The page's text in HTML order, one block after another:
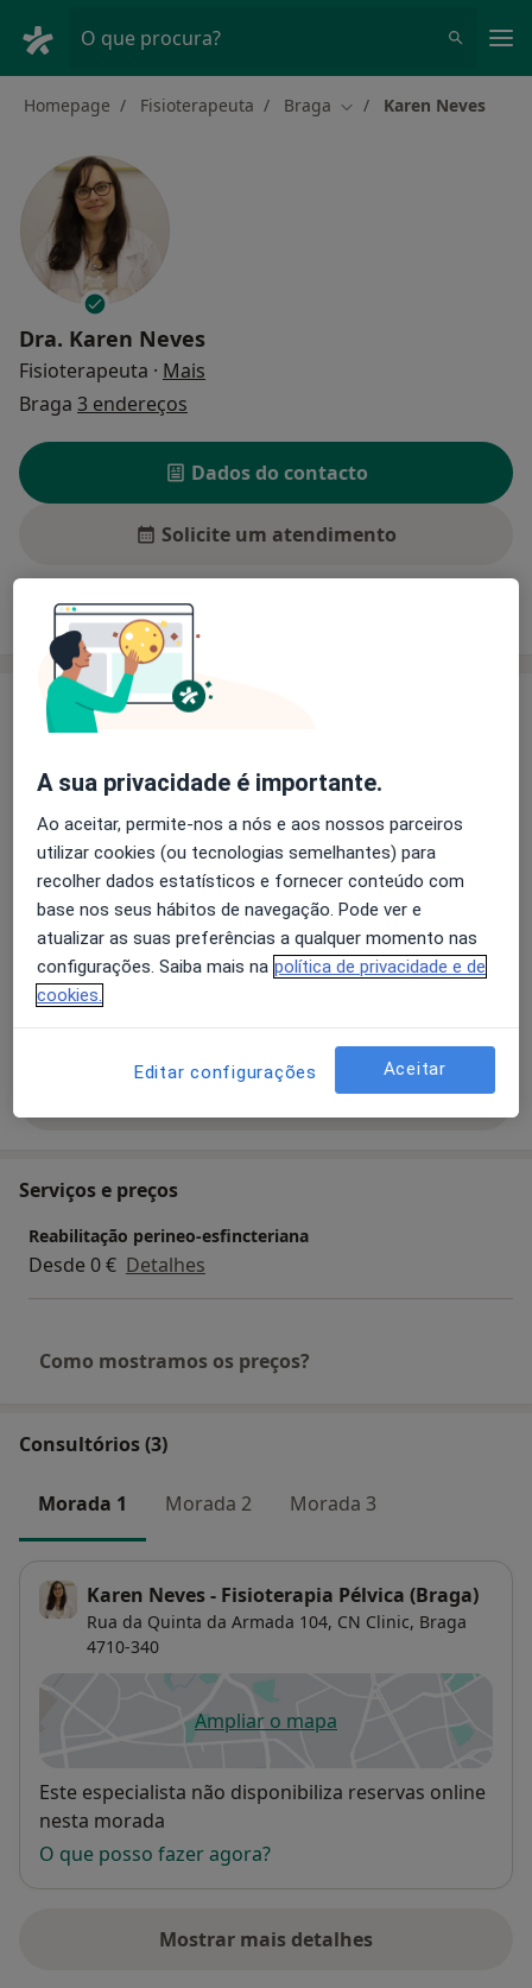
O que procura?
Homepage Fisioterapeuta Braga Mudar de cidade
Karen Neves
Dra. Karen Neves
Fisioterapeuta · Mais
Braga 3 endereços
Dados do contacto
Solicite um atendimento
Experiência Preços
Experiência
Um cuidado especializado para te ajudar com perdas
urinárias, dor pélvica, obstipação, sexualidade,
prolapsos, gravidez e recuperação pós-parto. Trabalho
individual, respeitando o teu corpo e o teu ritmo.
Atendimentos em Ponte de Lima e Braga.
Sobre mim
Pacientes que trato
Mostrar mais detalhes
sobre a experiência
Serviços e preços
Reabilitação perineo-esfincteriana
Desde 0 € Detalhes
Como mostramos os preços?
Consultórios (3)
Morada 1 Morada 2 Morada 3
Karen Neves - Fisioterapia Pélvica (Braga)
Rua da Quinta da Armada 104, CN Clinic, Braga
4710-340
Ampliar o mapaabre num novo separador
Disponibilidade
Este especialista não disponibiliza reservas online
nesta morada
O que posso fazer agora?
Mostrar mais detalhes
sobre o endereço
A sua privacidade é importante.
Ao aceitar, permite-nos a nós e aos nossos parceiros
utilizar cookies (ou tecnologias semelhantes) para
recolher dados estatísticos e fornecer conteúdo com
base nos seus hábitos de navegação. Pode ver e
atualizar as suas preferências a qualquer momento nas
configurações. Saiba mais na política de privacidade e de
cookies.
Editar configurações Aceitar